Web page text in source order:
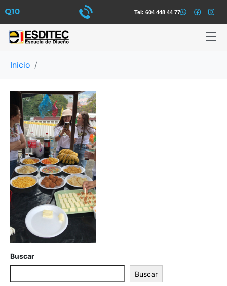
Tel: 604 448 44 77
Inicio
Buscar
Buscar